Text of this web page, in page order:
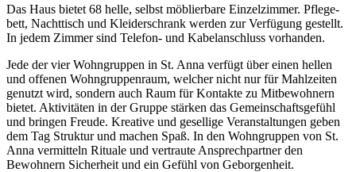
Das Haus bietet 68 helle, selbst möblierbare Einzel­zimmer. Pflege­
bett, Nacht­tisch und Kleider­schrank werden zur Verfügung gestellt.
In jedem Zimmer sind Telefon- und Kabel­anschluss vorhanden.
Jede der vier Wohn­gruppen in St. Anna verfügt über einen hellen
und offenen Wohn­­gruppen­­raum, welcher nicht nur für Mahl­zeiten
genutzt wird, sondern auch Raum für Kontakte zu Mit­bewohnern
bietet. Aktivitäten in der Gruppe stärken das Gemein­schafts­gefühl
und bringen Freude. Kreative und gesellige Veran­staltungen geben
dem Tag Struktur und machen Spaß. In den Wohn­gruppen von St.
Anna vermitteln Rituale und vertraute Ansprech­partner den
Bewohnern Sicherheit und ein Gefühl von Geborgenheit.